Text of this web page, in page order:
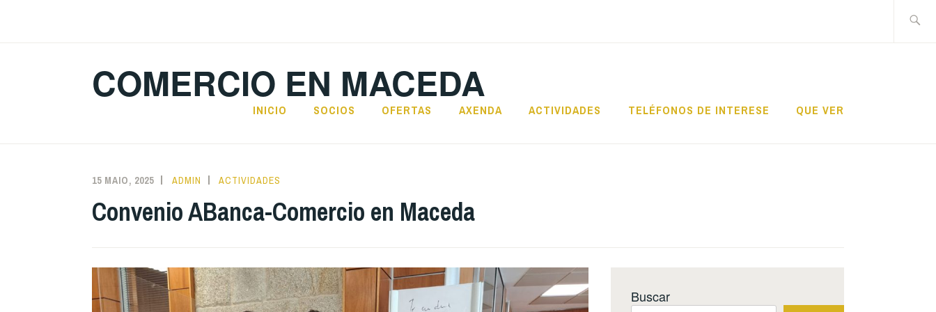
COMERCIO EN MACEDA
INICIO SOCIOS OFERTAS AXENDA ACTIVIDADES TELÉFONOS DE INTERESE QUE VER
15 MAIO, 2025 ADMIN ACTIVIDADES
Convenio ABanca-Comercio en Maceda
Buscar